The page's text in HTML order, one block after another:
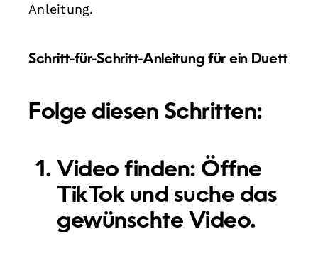
Anleitung.
Schritt-für-Schritt-Anleitung für ein Duett
Folge diesen Schritten:
Video finden: Öffne
TikTok und suche das
gewünschte Video.